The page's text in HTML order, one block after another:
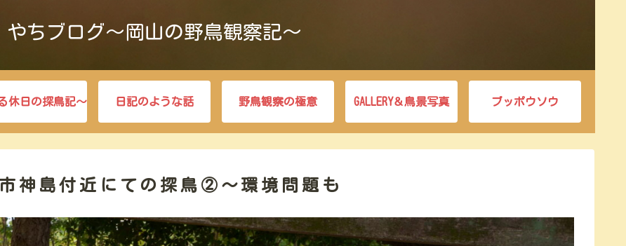
やちブログ～岡山の野鳥観察記～
休日の探鳥記～ 日記のような話 野鳥観察の極意 GALLERY＆鳥景写真 ブッポウソウ
神島付近にての探鳥②～環境問題も